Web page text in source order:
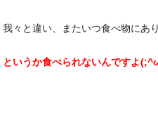
我々と違い、またいつ食べ物にあ
というか食べられないんですよ